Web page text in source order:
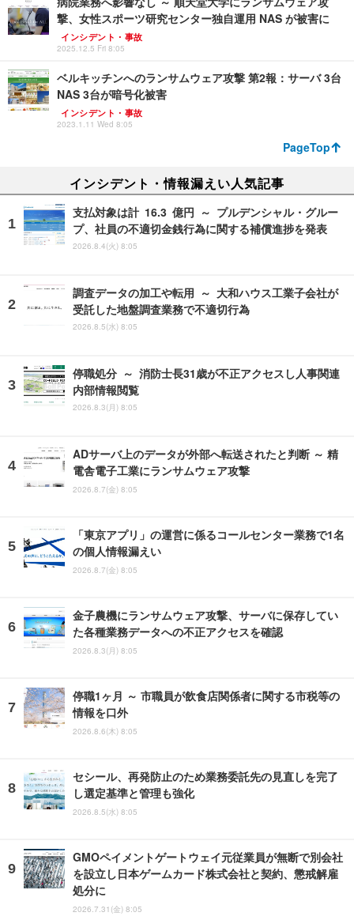
撃、女性スポーツ研究センター独自運用 NAS が被害に
インシデント・事故
2025.12.5 Fri 8:05
ベルキッチンへのランサムウェア攻撃 第2報：サーバ 3台
NAS 3台が暗号化被害
インシデント・事故
2023.1.11 Wed 8:05
PageTop
インシデント・情報漏えい人気記事
支払対象は計 16.3 億円 ～ プルデンシャル・グルー
プ、社員の不適切金銭行為に関する補償進捗を発表
2026.8.4(火) 8:05
調査データの加工や転用 ～ 大和ハウス工業子会社が
受託した地盤調査業務で不適切行為
2026.8.5(水) 8:05
停職処分 ～ 消防士長31歳が不正アクセスし人事関連
内部情報閲覧
2026.8.3(月) 8:05
ADサーバ上のデータが外部へ転送されたと判断 ～ 精
電舎電子工業にランサムウェア攻撃
2026.8.7(金) 8:05
「東京アプリ」の運営に係るコールセンター業務で1名
の個人情報漏えい
2026.8.7(金) 8:05
金子農機にランサムウェア攻撃、サーバに保存してい
た各種業務データへの不正アクセスを確認
2026.8.3(月) 8:05
停職1ヶ月 ～ 市職員が飲食店関係者に関する市税等の
情報を口外
2026.8.6(木) 8:05
セシール、再発防止のため業務委託先の見直しを完了
し選定基準と管理も強化
2026.8.5(水) 8:05
GMOペイメントゲートウェイ元従業員が無断で別会社
を設立し日本ゲームカード株式会社と契約、懲戒解雇
処分に
2026.7.31(金) 8:05